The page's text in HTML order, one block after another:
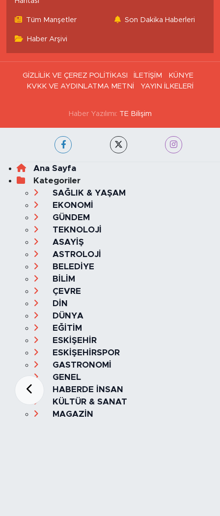
Tüm Manşetler Son Dakika Haberleri
Haber Arşivi
GİZLİLİK VE ÇEREZ POLİTİKASI İLETİŞİM
KÜNYE
KVKK VE AYDINLATMA METNİ
YAYIN İLKELERİ
Haber Yazılımı: TE Bilişim
Ana Sayfa
Kategoriler
SAĞLIK & YAŞAM
EKONOMİ
GÜNDEM
TEKNOLOJİ
ASAYİŞ
ASTROLOJİ
BELEDİYE
BİLİM
ÇEVRE
DİN
DÜNYA
EĞİTİM
ESKİŞEHİR
ESKİŞEHİRSPOR
GASTRONOMİ
GENEL
HABERDE İNSAN
KÜLTÜR & SANAT
MAGAZİN